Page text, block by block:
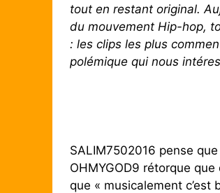
tout en restant original.
du mouvement Hip-hop,
: les clips les plus
polémique qui nous
SALIM7502016 pense
OHMYGOD9 rétorque
que « musicalement c’est